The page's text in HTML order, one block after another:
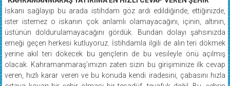
İskanı sağlayıp bu arada istihdam göz ardı edildiğinde, ettiğinizde,
ister istemez o iskanın çok anlamlı olamayacağını, içinin, altının,
üstünün doldurulamayacağını gördük. Bundan dolayı şahsınızda
emeği geçen herkesi kutluyoruz. İstihdamla ilgili de alın teri dökmek
yerine akıl teri dökecek bu gençlerin de bu vesileyle önü açılmış
olacak. Kahramanmaraş’ımızın zaten sizin bu girişiminize ilk cevap
veren, hızlı karar veren ve bu konuda kendi iradesini, çabasını hızla
ortaya koyan bir şehir olması bir tesadüf, tevafuk değil. Bu, şehrin